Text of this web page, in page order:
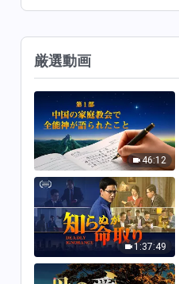
厳選動画
46:12
1:37:49